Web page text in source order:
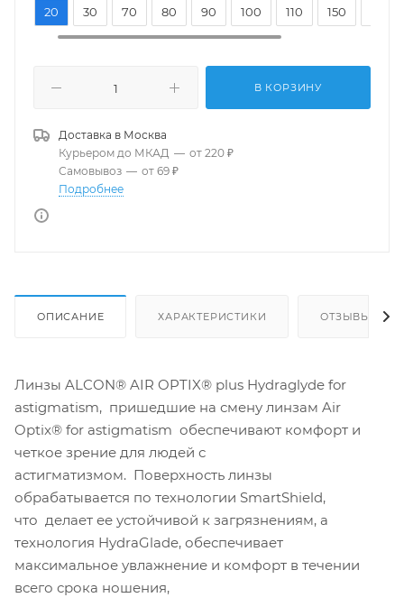
20 30 70 80 90 100 110 150
В КОРЗИНУ
Доставка в Москва
Курьером до МКАД — от 220 ₽
Самовывоз — от 69 ₽
Подробнее
ОПИСАНИЕ ХАРАКТЕРИСТИКИ ОТЗЫВЫ
Линзы ALCON® AIR OPTIX® plus Hydraglyde for
astigmatism, пришедшие на смену линзам Air
Optix® for astigmatism обеспечивают комфорт и
четкое зрение для людей с
астигматизмом. Поверхность линзы
обрабатывается по технологии SmartShield,
что делает ее устойчивой к загрязнениям, а
технология HydraGlade, обеспечивает
максимальное увлажнение и комфорт в течении
всего срока ношения,